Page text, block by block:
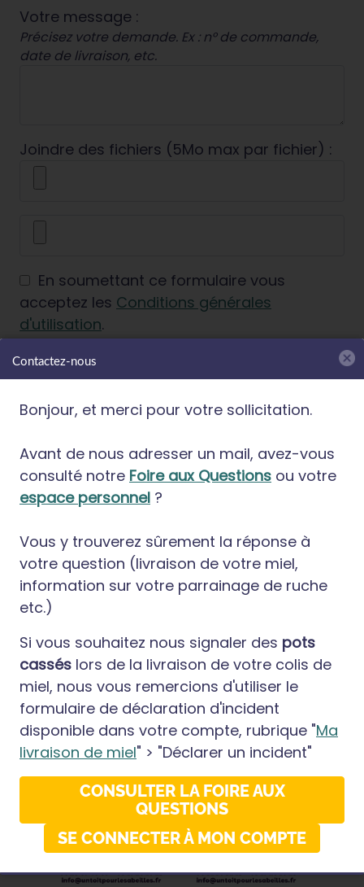
Votre message :
Précisez votre demande. Ex : n° de commande,
date de livraison, etc.
Joindre des fichiers (5Mo max par fichier) :
En soumettant ce formulaire vous
acceptez les Conditions générales
d'utilisation.
Particuliers
05.17.26.10.23 :Stéphanie, Karima, Sabrina
ou Zakia (parrainage)
SAV & Suivi de Livraison
vos pots de miel)
Entreprises - contactez-nous
Contactez-nous
Bonjour, et merci pour votre sollicitation.
Avant de nous adresser un mail, avez-vous
consulté notre Foire aux Questions ou votre
espace personnel ?
Vous y trouverez sûrement la réponse à
votre question (livraison de votre miel,
information sur votre parrainage de ruche
etc.)
Si vous souhaitez nous signaler des pots
cassés lors de la livraison de votre colis de
miel, nous vous remercions d'utiliser le
formulaire de déclaration d'incident
disponible dans votre compte, rubrique "Ma
livraison de miel" > "Déclarer un incident"
CONSULTER LA FOIRE AUX
QUESTIONS
SE CONNECTER À MON COMPTE